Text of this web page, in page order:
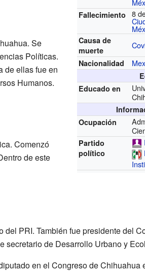
Fallecimiento 8
Causa de
muerte
Nacionalidad
Educado en
Ocupación
Partido
político
Se
Políticas.
de ellas fue en
Humanos.
Comenzó
de este
PRI. También fue presidente del
secretario de Desarrollo Urbano y
en el Congreso de Chihuahua